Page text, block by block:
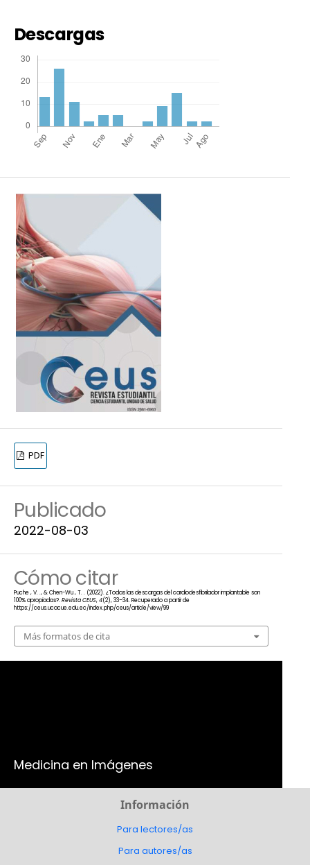
Descargas
PDF
Publicado
2022-08-03
Cómo citar
Puche , V. ., & Chen-Wu , T. . (2022). ¿Todas las descargas del cardiodesfibrilador implantable son
100% apropiadas?.Revista CEUS,4(2), 33–34. Recuperado a partir de
https://ceus.ucacue.edu.ec/index.php/ceus/article/view/99
Más formatos de cita
Medicina en Imágenes
Información
Para lectores/as
Para autores/as